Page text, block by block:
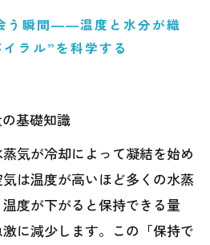
う瞬間――温度と水分が織
ラル”を科学する
基礎知識
気が冷却によって凝結を始め
は温度が高いほど多くの水蒸
度が下がると保持できる量
激に減少します。この「保持で